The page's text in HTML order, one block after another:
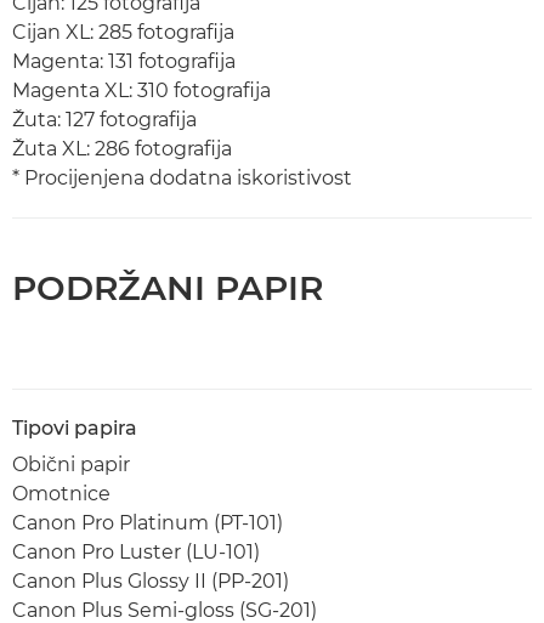
Cijan XL: 285 fotografija
Magenta: 131 fotografija
Magenta XL: 310 fotografija
Žuta: 127 fotografija
Žuta XL: 286 fotografija
* Procijenjena dodatna iskoristivost
PODRŽANI PAPIR
Tipovi papira
Obični papir
Omotnice
Canon Pro Platinum (PT-101)
Canon Pro Luster (LU-101)
Canon Plus Glossy II (PP-201)
Canon Plus Semi-gloss (SG-201)